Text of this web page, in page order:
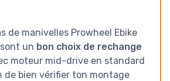
de manivelles Prowheel Ebike
un bon choix de rechange
moteur mid-drive en standard
de bien vérifier ton montage